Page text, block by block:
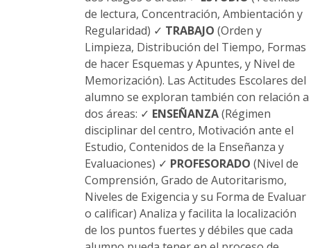
de lectura, Concentración, Ambientación y
Regularidad) ✓ TRABAJO (Orden y
Limpieza, Distribución del Tiempo, Formas
de hacer Esquemas y Apuntes, y Nivel de
Memorización). Las Actitudes Escolares del
alumno se exploran también con relación a
dos áreas: ✓ ENSEÑANZA(Régimen
disciplinar del centro, Motivación ante el
Estudio, Contenidos de la Enseñanza y
Evaluaciones) ✓ PROFESORADO (Nivel de
Comprensión, Grado de Autoritarismo,
Niveles de Exigencia y su Forma de Evaluar
o calificar) Analiza y facilita la localización
de los puntos fuertes y débiles que cada